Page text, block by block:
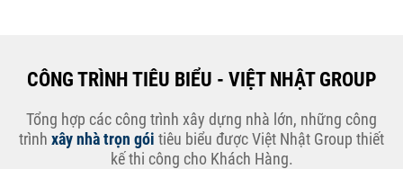
CÔNG TRÌNH TIÊU BIỂU - VIỆT NHẬT GROUP
Tổng hợp các công trình xây dựng nhà lớn, những công
trình xây nhà trọn gói tiêu biểu được Việt Nhật Group thiết
kế thi công cho Khách Hàng.